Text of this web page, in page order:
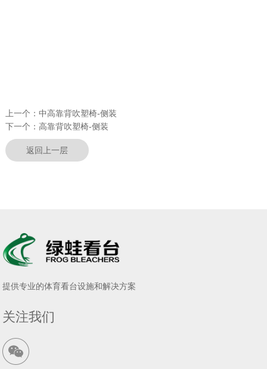
上一个： 中高靠背吹塑椅-侧装
下一个： 高靠背吹塑椅-侧装
返回上一层
提供专业的体育看台设施和解决方案
关注我们